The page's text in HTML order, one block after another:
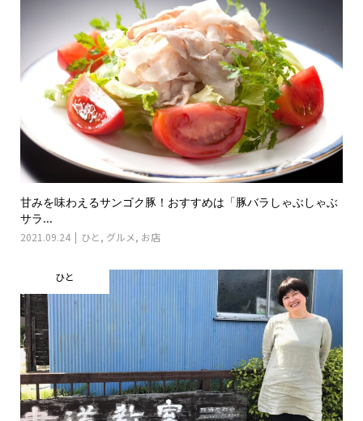
甘みを味わえるサンゴク豚！おすすめは「豚バラしゃぶしゃぶ
サラ...
2021.09.24 ひと , グルメ, お店
ひと